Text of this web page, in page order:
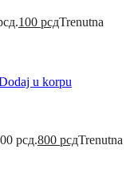
100 рсдTrenutna
u korpu
рсд.800 рсдTrenutna